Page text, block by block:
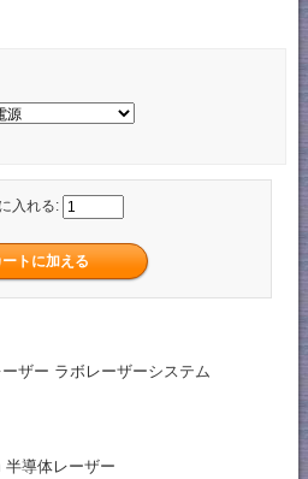
入れる:
ザー ラボレーザーシステム
半導体レーザー